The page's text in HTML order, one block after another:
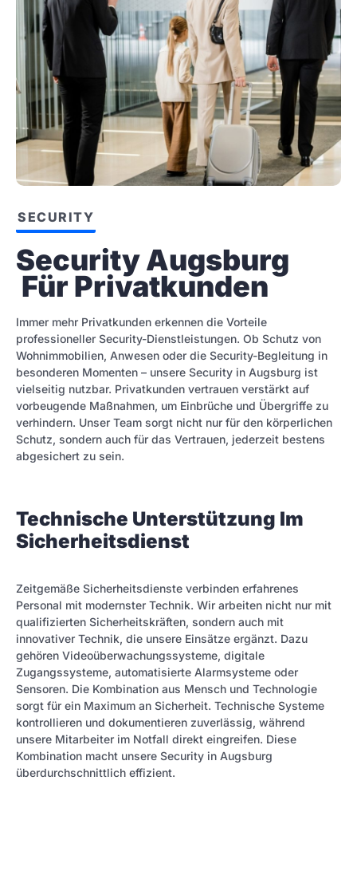
SECURITY
Security Augsburg
Für Privatkunden
Immer mehr Privatkunden erkennen die Vorteile
professioneller Security-Dienstleistungen. Ob Schutz von
Wohnimmobilien, Anwesen oder die Security-Begleitung in
besonderen Momenten – unsere Security in Augsburg ist
vielseitig nutzbar. Privatkunden vertrauen verstärkt auf
vorbeugende Maßnahmen, um Einbrüche und Übergriffe zu
verhindern. Unser Team sorgt nicht nur für den körperlichen
Schutz, sondern auch für das Vertrauen, jederzeit bestens
abgesichert zu sein.
Technische Unterstützung Im
Sicherheitsdienst
Zeitgemäße Sicherheitsdienste verbinden erfahrenes
Personal mit modernster Technik. Wir arbeiten nicht nur mit
qualifizierten Sicherheitskräften, sondern auch mit
innovativer Technik, die unsere Einsätze ergänzt. Dazu
gehören Videoüberwachungssysteme, digitale
Zugangssysteme, automatisierte Alarmsysteme oder
Sensoren. Die Kombination aus Mensch und Technologie
sorgt für ein Maximum an Sicherheit. Technische Systeme
kontrollieren und dokumentieren zuverlässig, während
unsere Mitarbeiter im Notfall direkt eingreifen. Diese
Kombination macht unsere Security in Augsburg
überdurchschnittlich effizient.